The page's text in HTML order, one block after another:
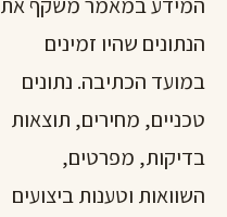
הנתונים שהיו זמינים
במועד הכתיבה. נתונים
טכניים, מחירים, תוצאות
בדיקות, מפרטים,
השוואות וטענות ביצועים